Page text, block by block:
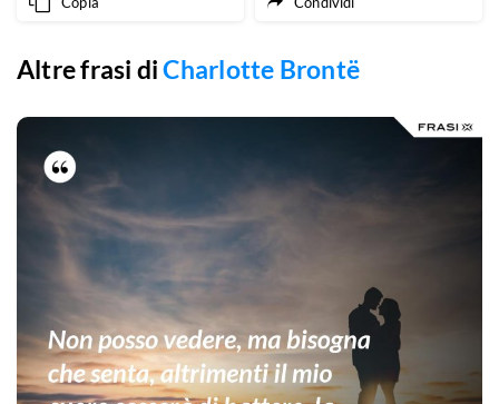
come
in
compagnia.
Altre frasi diCharlotte Brontë